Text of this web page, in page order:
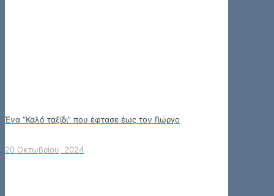
Ένα “Καλό ταξίδι” που έφτασε έως τον Γιώργο
20 Οκτωβρίου, 2024